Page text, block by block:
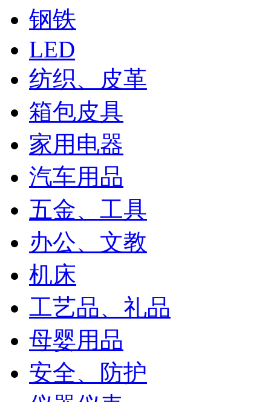
钢铁
LED
纺织、皮革
箱包皮具
家用电器
汽车用品
五金、工具
办公、文教
机床
工艺品、礼品
母婴用品
安全、防护